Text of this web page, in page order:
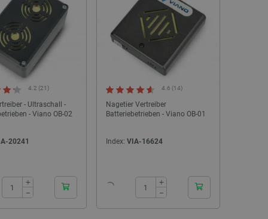
- Ultraschall -
- Viano OB-02
4.2 (21)
20241
+
−
Nagetier Vertreiber
Batteriebetrieben - Viano OB-01
4.6 (14)
Index: VIA-16624
+
−